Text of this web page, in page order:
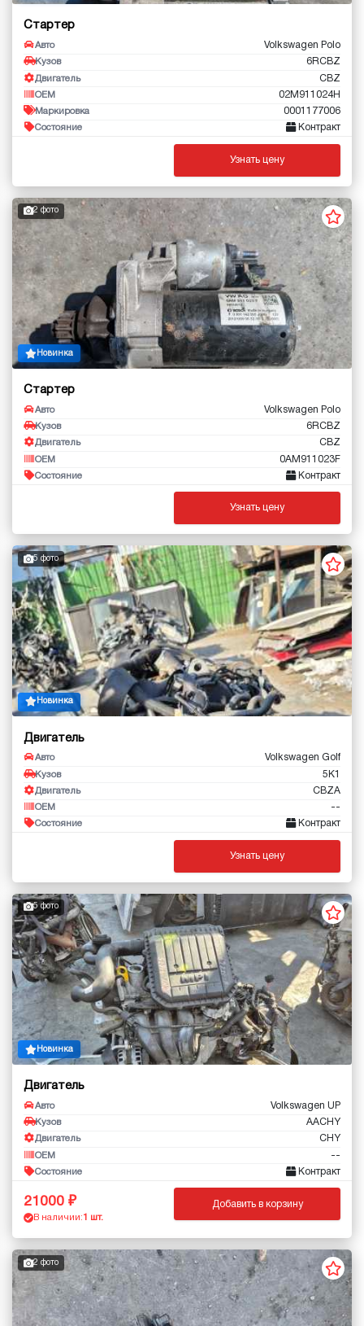
Стартер
Авто Volkswagen Polo
Кузов 6RCBZ
Двигатель CBZ
OEM 02M911024H
Маркировка 0001177006
Состояние Контракт
Узнать цену
2 фото
Новинка
Стартер
Авто Volkswagen Polo
Кузов 6RCBZ
Двигатель CBZ
OEM 0AM911023F
Состояние Контракт
Узнать цену
5 фото
Новинка
Двигатель
Авто Volkswagen Golf
Кузов 5K1
Двигатель CBZA
OEM --
Состояние Контракт
Узнать цену
5 фото
Новинка
Двигатель
Авто Volkswagen UP
Кузов AACHY
Двигатель CHY
OEM --
Состояние Контракт
21000
В наличии: 1 шт.
Добавить в корзину
2 фото